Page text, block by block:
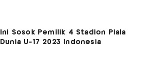
Ini Sosok Pemilik 4 Stadion Piala
Dunia U-17 2023 Indonesia